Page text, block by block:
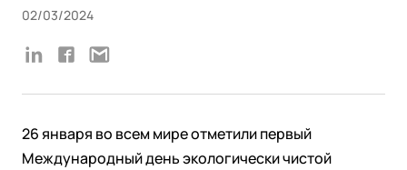
02/03/2024
26 января во всем мире отметили первый
Международный день экологически чистой